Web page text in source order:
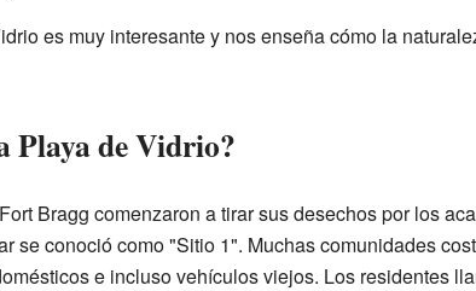
es muy interesante y nos enseña cómo la
Playa de Vidrio?
Bragg comenzaron a tirar sus desechos por los
se conoció como "Sitio 1". Muchas comunidades
e incluso vehículos viejos. Los residentes